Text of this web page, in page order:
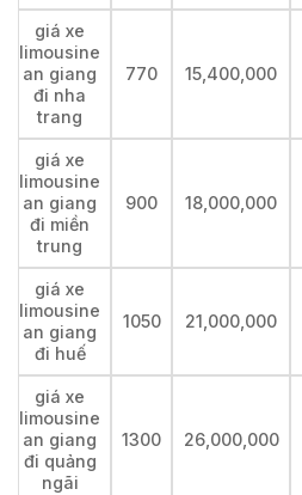
giá xe
limousine
an giang
đi nha
trang
770 15,400,000
giá xe
limousine
an giang
đi miền
trung
900 18,000,000
giá xe
limousine
an giang
đi huế
1050 21,000,000
giá xe
limousine
an giang
đi quảng
ngãi
1300 26,000,000